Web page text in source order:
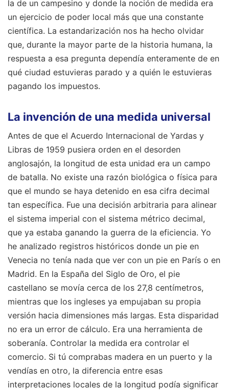
la de un campesino y donde la noción de medida era
un ejercicio de poder local más que una constante
científica. La estandarización nos ha hecho olvidar
que, durante la mayor parte de la historia humana, la
respuesta a esa pregunta dependía enteramente de en
qué ciudad estuvieras parado y a quién le estuvieras
pagando los impuestos.
La invención de una medida universal
Antes de que el Acuerdo Internacional de Yardas y
Libras de 1959 pusiera orden en el desorden
anglosajón, la longitud de esta unidad era un campo
de batalla. No existe una razón biológica o física para
que el mundo se haya detenido en esa cifra decimal
tan específica. Fue una decisión arbitraria para alinear
el sistema imperial con el sistema métrico decimal,
que ya estaba ganando la guerra de la eficiencia. Yo
he analizado registros históricos donde un pie en
Venecia no tenía nada que ver con un pie en París o en
Madrid. En la España del Siglo de Oro, el pie
castellano se movía cerca de los 27,8 centímetros,
mientras que los ingleses ya empujaban su propia
versión hacia dimensiones más largas. Esta disparidad
no era un error de cálculo. Era una herramienta de
soberanía. Controlar la medida era controlar el
comercio. Si tú comprabas madera en un puerto y la
vendías en otro, la diferencia entre esas
interpretaciones locales de la longitud podía significar